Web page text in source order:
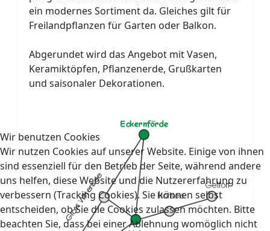
ein modernes Sortiment da. Gleiches gilt für
Freilandpflanzen für Garten oder Balkon.
Abgerundet wird das Angebot mit Vasen,
Keramiktöpfen, Pflanzenerde, Grußkarten
und saisonaler Dekorationen.
Wir benutzen Cookies
Wir nutzen Cookies auf unserer Website. Einige von ihnen
sind essenziell für den Betrieb der Seite, während andere
uns helfen, diese Website und die Nutzererfahrung zu
verbessern (Tracking Cookies). Sie können selbst
entscheiden, ob Sie die Cookies zulassen möchten. Bitte
beachten Sie, dass bei einer Ablehnung womöglich nicht